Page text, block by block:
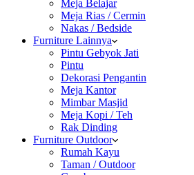
Meja Belajar
Meja Rias / Cermin
Nakas / Bedside
Furniture Lainnya
Pintu Gebyok Jati
Pintu
Dekorasi Pengantin
Meja Kantor
Mimbar Masjid
Meja Kopi / Teh
Rak Dinding
Furniture Outdoor
Rumah Kayu
Taman / Outdoor